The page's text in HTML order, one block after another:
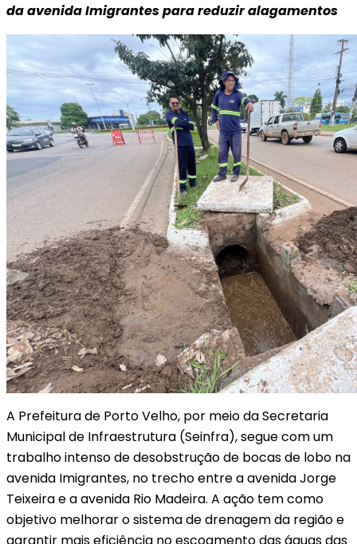
da avenida Imigrantes para reduzir alagamentos
A Prefeitura de Porto Velho, por meio da Secretaria
Municipal de Infraestrutura (Seinfra), segue com um
trabalho intenso de desobstrução de bocas de lobo na
avenida Imigrantes, no trecho entre a avenida Jorge
Teixeira e a avenida Rio Madeira. A ação tem como
objetivo melhorar o sistema de drenagem da região e
garantir mais eficiência no escoamento das águas das